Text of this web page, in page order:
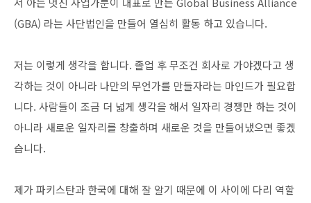
(GBA) 라는 사단법인을 만들어 열심히 활동 하고 있습니다.
저는 이렇게 생각을 합니다. 졸업 후 무조건 회사로 가야겠다고 생
각하는 것이 아니라 나만의 무언가를 만들자라는 마인드가 필요합
니다. 사람들이 조금 더 넓게 생각을 해서 일자리 경쟁만 하는 것이
아니라 새로운 일자리를 창출하며 새로운 것을 만들어냈으면 좋겠
습니다.
제가 파키스탄과 한국에 대해 잘 알기 때문에 이 사이에 다리 역할